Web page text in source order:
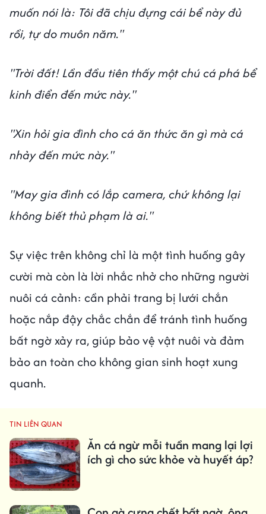
muốn nói là: Tôi đã chịu đựng cái bể này đủ
rồi, tự do muôn năm."
"Trời đất! Lần đầu tiên thấy một chú cá phá bể
kinh điển đến mức này."
"Xin hỏi gia đình cho cá ăn thức ăn gì mà cá
nhảy đến mức này."
"May gia đình có lắp camera, chứ không lại
không biết thủ phạm là ai."
Sự việc trên không chỉ là một tình huống gây
cười mà còn là lời nhắc nhở cho những người
nuôi cá cảnh: cần phải trang bị lưới chắn
hoặc nắp đậy chắc chắn để tránh tình huống
bất ngờ xảy ra, giúp bảo vệ vật nuôi và đảm
bảo an toàn cho không gian sinh hoạt xung
quanh.
TIN LIÊN QUAN
Ăn cá ngừ mỗi tuần mang lại lợi
ích gì cho sức khỏe và huyết áp?